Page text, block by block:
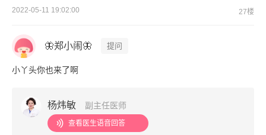
2022-05-11 19:02:00 27楼
🦋郑小闹🦋 提问
小丫头你也来了啊
杨炜敏 副主任医师
查看医生语音回答